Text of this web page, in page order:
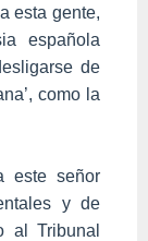
esta gente,
española
de
como la
este señor
y de
al Tribunal